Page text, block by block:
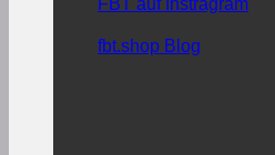
fbt.shop Blog